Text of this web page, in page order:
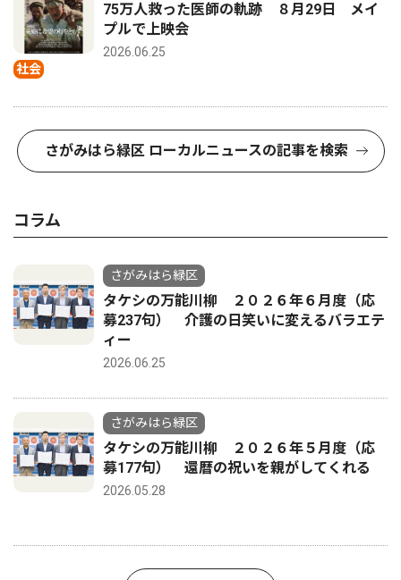
社会
75万人救った医師の軌跡 ８月29日 メイ
プルで上映会
2026.06.25
さがみはら緑区 ローカルニュースの記事を検索
コラム
さがみはら緑区
タケシの万能川柳 ２０２６年６月度（応
募237句） 介護の日笑いに変えるバラエテ
ィー
2026.06.25
さがみはら緑区
タケシの万能川柳 ２０２６年５月度（応
募177句） 還暦の祝いを親がしてくれる
2026.05.28